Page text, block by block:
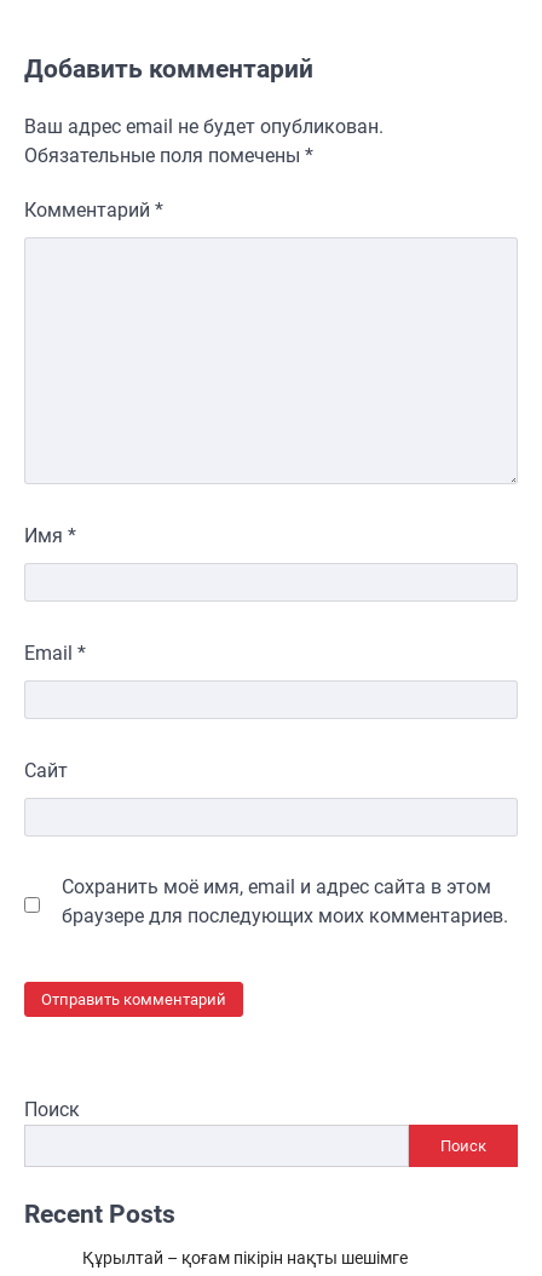
Добавить комментарий
Ваш адрес email не будет опубликован.
Обязательные поля помечены *
Комментарий *
Имя *
Email *
Сайт
Сохранить моё имя, email и адрес сайта в этом
браузере для последующих моих комментариев.
Поиск
Поиск
Recent Posts
Құрылтай – қоғам пікірін нақты шешімге